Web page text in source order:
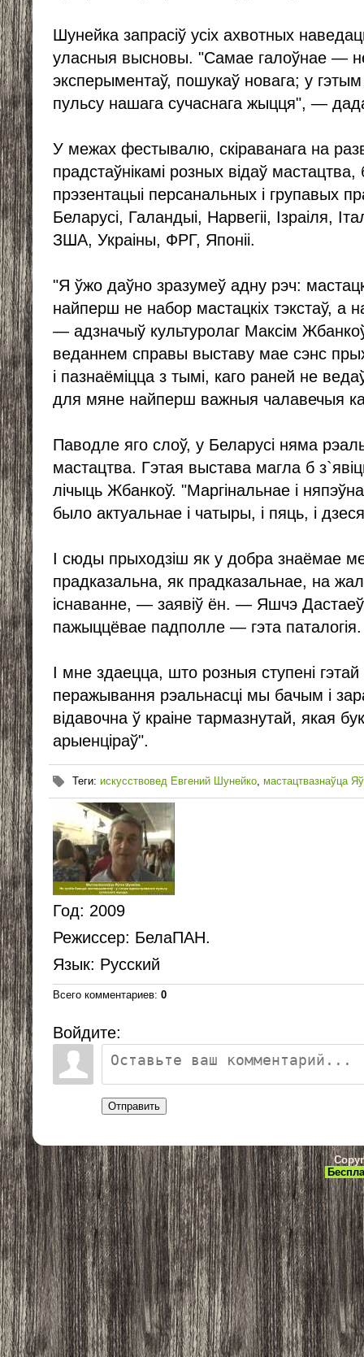
Шунейка запрасіў усіх ахвотных
уласныя высновы. "Самае галоўнае —
эксперыментаў, пошукаў новага; у
пульсу нашага сучаснага жыцця", —
У межах фестывалю, скіраванага на
прадстаўнікамі розных відаў мастацтва,
прэзентацыі персанальных і групавых
Беларусі, Галандыі, Нарвегіі, Ізраіля,
ЗША, Украіны, ФРГ, Японіі.
"Я ўжо даўно зразумеў адну рэч:
найперш не набор мастацкіх тэкстаў, а
— адзначыў культуролаг Максім
веданнем справы выставу мае сэнс
і пазнаёміцца з тымі, каго раней не
для мяне найперш важныя чалавечыя
Паводле яго слоў, у Беларусі няма
мастацтва. Гэтая выстава магла б
лічыць Жбанкоў. "Маргінальнае і
было актуальнае і чатыры, і пяць, і
І сюды прыходзіш як у добра знаёмае
прадказальна, як прадказальнае, на
існаванне, — заявіў ён. — Яшчэ
пажыццёвае падполле — гэта паталогія.
І мне здаецца, што розныя ступені гэтай
перажывання рэальнасці мы бачым і
відавочна ў краіне тармазнутай, якая
арыенціраў".
Теги: искусствовед Евгений Шунейко мастацтвазнаўца
Год: 2009
Режиссер: БелаПАН.
Язык: Русский
Всего комментариев: 0
Войдите:
Отправить